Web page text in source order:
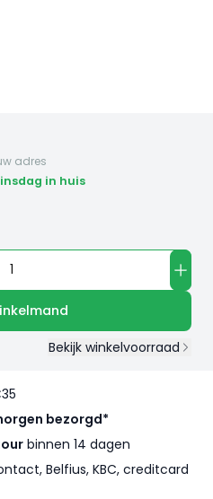
adres
in huis
Bekijk winkelvoorraad
bezorgd*
binnen 14 dagen
Belfius, KBC, creditcard